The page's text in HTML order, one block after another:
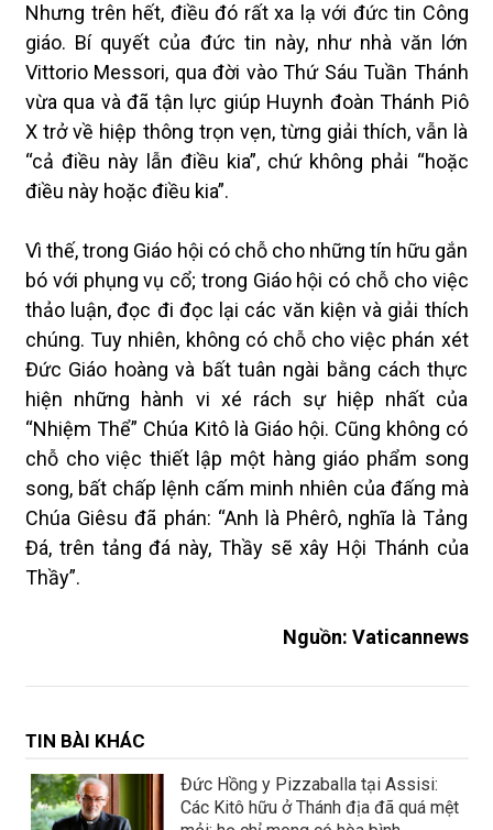
Nhưng trên hết, điều đó rất xa lạ với đức tin Công
giáo. Bí quyết của đức tin này, như nhà văn lớn
Vittorio Messori, qua đời vào Thứ Sáu Tuần Thánh
vừa qua và đã tận lực giúp Huynh đoàn Thánh Piô
X trở về hiệp thông trọn vẹn, từng giải thích, vẫn là
“cả điều này lẫn điều kia”, chứ không phải “hoặc
điều này hoặc điều kia”.
Vì thế, trong Giáo hội có chỗ cho những tín hữu gắn
bó với phụng vụ cổ; trong Giáo hội có chỗ cho việc
thảo luận, đọc đi đọc lại các văn kiện và giải thích
chúng. Tuy nhiên, không có chỗ cho việc phán xét
Đức Giáo hoàng và bất tuân ngài bằng cách thực
hiện những hành vi xé rách sự hiệp nhất của
“Nhiệm Thể” Chúa Kitô là Giáo hội. Cũng không có
chỗ cho việc thiết lập một hàng giáo phẩm song
song, bất chấp lệnh cấm minh nhiên của đấng mà
Chúa Giêsu đã phán: “Anh là Phêrô, nghĩa là Tảng
Đá, trên tảng đá này, Thầy sẽ xây Hội Thánh của
Thầy”.
Nguồn: Vaticannews
TIN BÀI KHÁC
Đức Hồng y Pizzaballa tại Assisi:
Các Kitô hữu ở Thánh địa đã quá mệt